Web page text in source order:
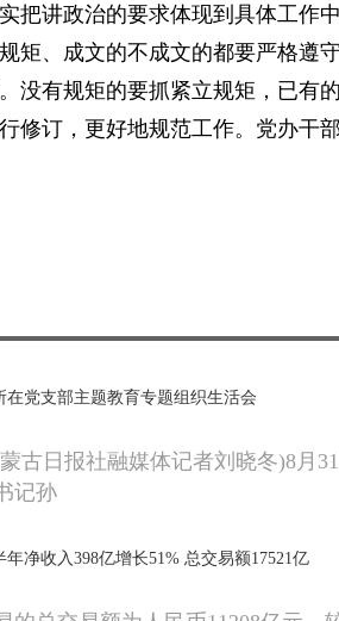
把讲政治的要求体现到具体工作
矩、成文的不成文的都要严格遵
没有规矩的要抓紧立规矩，已有
修订，更好地规范工作。党办干
在党支部主题教育专题组织生活会
古日报社融媒体记者刘晓冬)8月
记孙
年净收入398亿增长51% 总交易额17521亿